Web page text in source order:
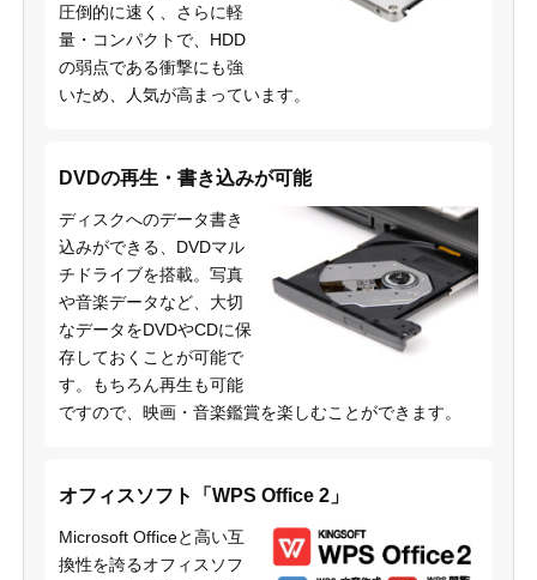
圧倒的に速く、さらに軽
量・コンパクトで、HDD
の弱点である衝撃にも強
いため、人気が高まっています。
DVDの再生・書き込みが可能
ディスクへのデータ書き
込みができる、DVDマル
チドライブを搭載。写真
や音楽データなど、大切
なデータをDVDやCDに保
存しておくことが可能で
す。もちろん再生も可能
ですので、映画・音楽鑑賞を楽しむことができます。
オフィスソフト「WPS Office 2」
Microsoft Officeと高い互
換性を誇るオフィスソフ